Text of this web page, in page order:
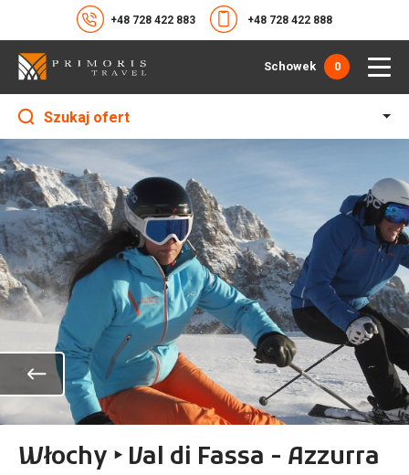
+48 728 422 883 +48 728 422 888
Schowek 0
Szukaj ofert
Włochy ‣ Val di Fassa - Azzurra